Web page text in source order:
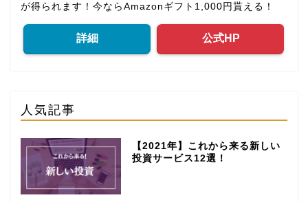
が得られます！今ならAmazonギフト1,000円貰える！
詳細 公式HP
人気記事
【2021年】これから来る新しい
投資サービス12選！